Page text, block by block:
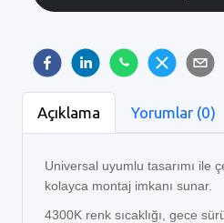
Açıklama Yorumlar (0)
Universal uyumlu tasarımı ile
kolayca montaj imkanı sunar.
4300K renk sıcaklığı, gece